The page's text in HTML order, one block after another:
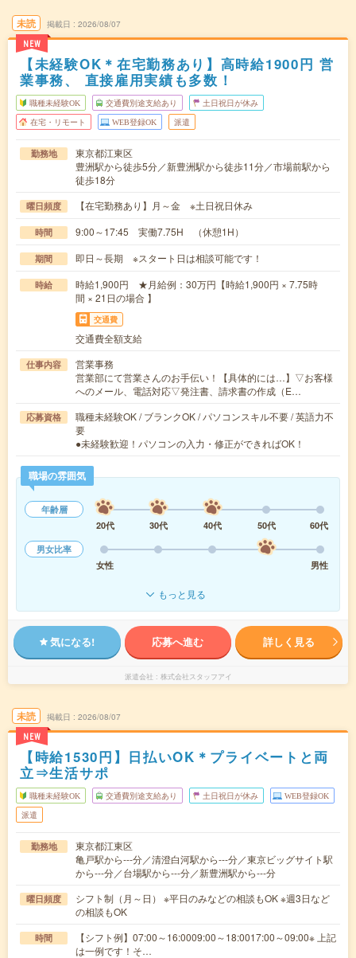
未読
NEW
掲載日 2026/08/07
【未経験OK＊在宅勤務あり】高時給1900円 営
業事務、 直接雇用実績も多数！
職種未経験OK 交通費別途支給あり 土日祝日が休み
在宅・リモート WEB登録OK 派遣
勤務地
東京都江東区
豊洲駅から徒歩5分／新豊洲駅から徒歩11分／市場前駅から
徒歩18分
曜日頻度 【在宅勤務あり】月～金 ※土日祝日休み
時間 9:00～17:45 実働7.75H （休憩1H）
期間 即日～長期 ※スタート日は相談可能です！
時給
時給1,900円 ★月給例：30万円【時給1,900円 × 7.75時
間 × 21日の場合 】
交通費
交通費全額支給
仕事内容
営業事務
営業部にて営業さんのお手伝い！【具体的には…】▽お客様
へのメール、電話対応▽発注書、請求書の作成（E…
応募資格
職種未経験OK / ブランクOK / パソコンスキル不要 / 英語力不
要
●未経験歓迎！パソコンの入力・修正ができればOK！
職場の雰囲気
年齢層
20代
30代 40代 50代
60代
男女比率
女性
男性
もっと見る
気になる! 応募へ進む 詳しく見る
派遣会社 株式会社スタッフアイ
未読
NEW
掲載日 2026/08/07
【時給1530円】日払いOK＊プライベートと両
立⇒生活サポ
職種未経験OK 交通費別途支給あり 土日祝日が休み WEB登録OK
派遣
勤務地
東京都江東区
亀戸駅から---分／清澄白河駅から---分／東京ビッグサイト駅
から---分／台場駅から---分／新豊洲駅から---分
曜日頻度
シフト制（月～日） ※平日のみなどの相談もOK ※週3日など
の相談もOK
時間
【シフト例】07:00～16:0009:00～18:0017:00～09:00※ 上記
は一例です！そ…